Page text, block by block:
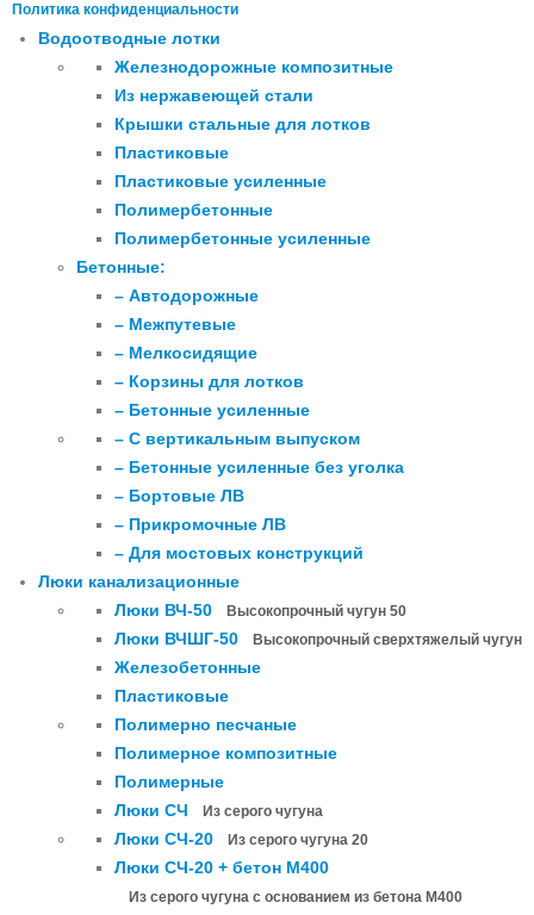
Политика конфиденциальности
Водоотводные лотки
Железнодорожные композитные
Из нержавеющей стали
Крышки стальные для лотков
Пластиковые
Пластиковые усиленные
Полимербетонные
Полимербетонные усиленные
Бетонные:
– Автодорожные
– Межпутевые
– Мелкосидящие
– Корзины для лотков
– Бетонные усиленные
– С вертикальным выпуском
– Бетонные усиленные без уголка
– Бортовые ЛВ
– Прикромочные ЛВ
– Для мостовых конструкций
Люки канализационные
Люки ВЧ-50
Высокопрочный чугун 50
Люки ВЧШГ-50 Высокопрочный сверхтяжелый чугун
Железобетонные
Пластиковые
Полимерно песчаные
Полимерное композитные
Полимерные
Люки СЧ
Из серого чугуна
Люки СЧ-20 Из серого чугуна 20
Люки СЧ-20 + бетон М400
Из серого чугуна с основанием из бетона М400